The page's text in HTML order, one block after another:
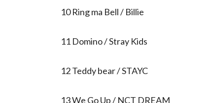
10 Ring ma Bell / Billie
11 Domino / Stray Kids
12 Teddy bear / STAYC
13 We Go Up / NCT DREAM